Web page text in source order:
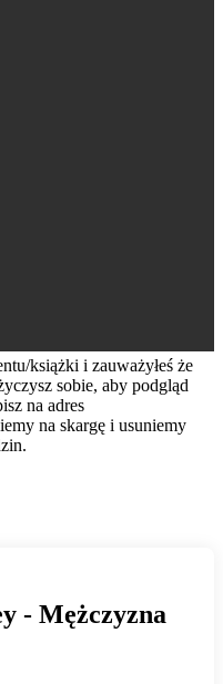
książki i zauważyłeś że
sobie, aby podgląd
na adres
na skargę i usuniemy